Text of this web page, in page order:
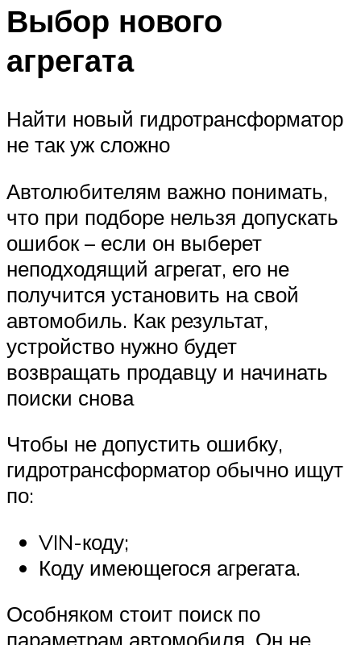
Выбор нового
агрегата
Найти новый гидротрансформатор
не так уж сложно
Автолюбителям важно понимать,
что при подборе нельзя допускать
ошибок – если он выберет
неподходящий агрегат, его не
получится установить на свой
автомобиль. Как результат,
устройство нужно будет
возвращать продавцу и начинать
поиски снова
Чтобы не допустить ошибку,
гидротрансформатор обычно ищут
по:
VIN-коду;
Коду имеющегося агрегата.
Особняком стоит поиск по
параметрам автомобиля. Он не